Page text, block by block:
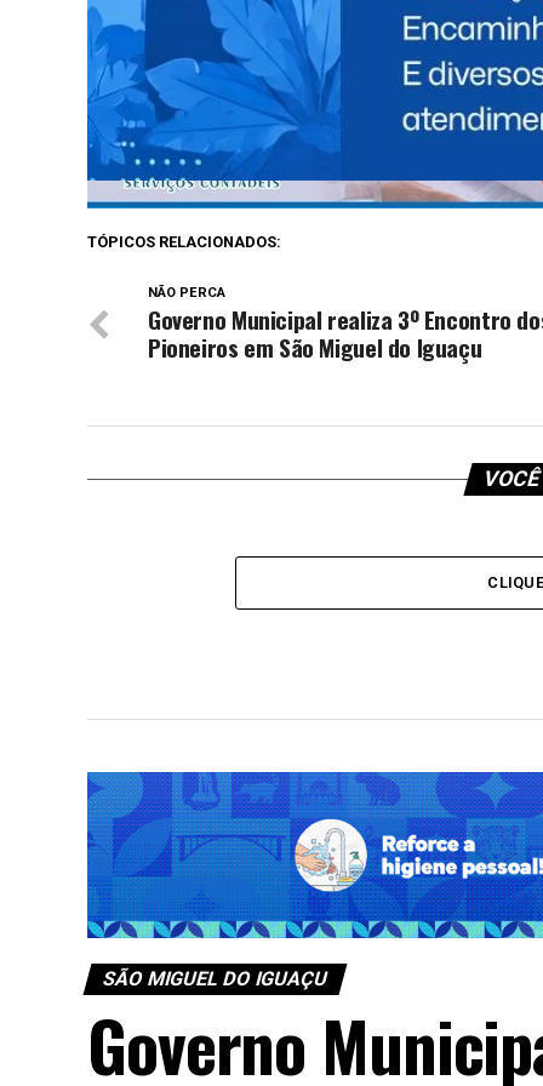
TÓPICOS RELACIONADOS:
NÃO PERCA
Governo Municipal realiza 3º Encontro
Pioneiros em São Miguel do Iguaçu
SÃO MIGUEL DO IGUAÇU
Governo